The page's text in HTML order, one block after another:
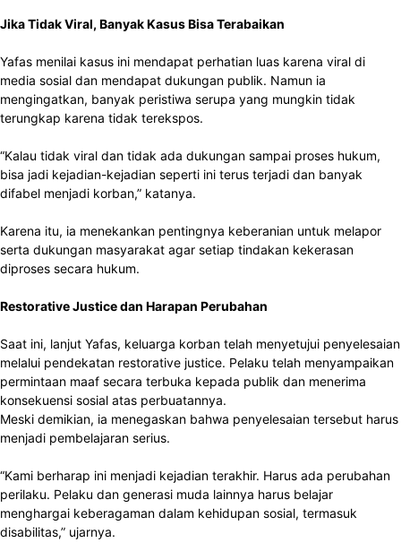
Jika Tidak Viral, Banyak Kasus Bisa Terabaikan
Yafas menilai kasus ini mendapat perhatian luas karena viral di
media sosial dan mendapat dukungan publik. Namun ia
mengingatkan, banyak peristiwa serupa yang mungkin tidak
terungkap karena tidak terekspos.
“Kalau tidak viral dan tidak ada dukungan sampai proses hukum,
bisa jadi kejadian-kejadian seperti ini terus terjadi dan banyak
difabel menjadi korban,” katanya.
Karena itu, ia menekankan pentingnya keberanian untuk melapor
serta dukungan masyarakat agar setiap tindakan kekerasan
diproses secara hukum.
Restorative Justice dan Harapan Perubahan
Saat ini, lanjut Yafas, keluarga korban telah menyetujui penyelesaian
melalui pendekatan restorative justice. Pelaku telah menyampaikan
permintaan maaf secara terbuka kepada publik dan menerima
konsekuensi sosial atas perbuatannya.
Meski demikian, ia menegaskan bahwa penyelesaian tersebut harus
menjadi pembelajaran serius.
“Kami berharap ini menjadi kejadian terakhir. Harus ada perubahan
perilaku. Pelaku dan generasi muda lainnya harus belajar
menghargai keberagaman dalam kehidupan sosial, termasuk
disabilitas,” ujarnya.